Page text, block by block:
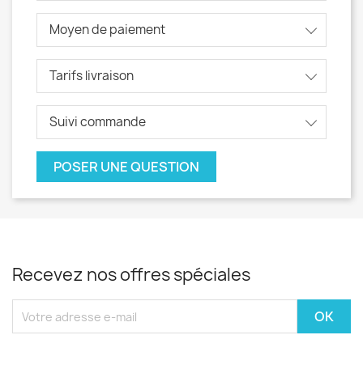
Moyen de paiement
Tarifs livraison
Suivi commande
POSER UNE QUESTION
Recevez nos offres spéciales